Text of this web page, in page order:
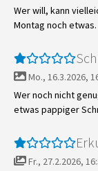
Wer will, kann
Montag noch etwas.
Mo., 16.3.2026,
Wer noch nicht
etwas pappiger
Fr., 27.2.2026,